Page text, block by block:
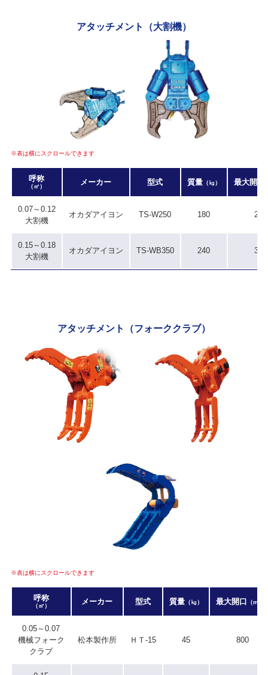
アタッチメント（大割機）
※表は横にスクロールできます
呼称
（㎥） メーカー 型式 質量（㎏） 最大開口
0.07～0.12
大割機
オカダアイヨン TS-W250 180 250
0.15～0.18
大割機
オカダアイヨン TS-WB350 240 360
アタッチメント（フォーククラブ）
※表は横にスクロールできます
呼称
（㎥） メーカー 型式 質量（㎏） 最大開口 （mm
0.05～0.07
機械フォーク
クラブ
松本製作所 ＨＴ-15 45 800